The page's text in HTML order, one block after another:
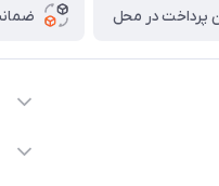
پرداخت در محل